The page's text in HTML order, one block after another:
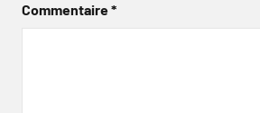
Commentaire*